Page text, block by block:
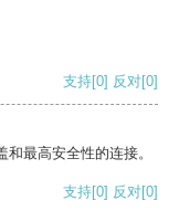
支持[0] 反对[0]
最高安全性的连接。
支持[0] 反对[0]